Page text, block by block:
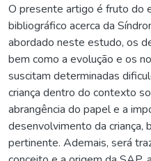
O presente artigo é fruto do
bibliográfico acerca da
abordado neste estudo, os
bem como a evolução e os
suscitam determinadas
criança dentro do contexto
abrangência do papel e a
desenvolvimento da criança,
pertinente. Ademais, será